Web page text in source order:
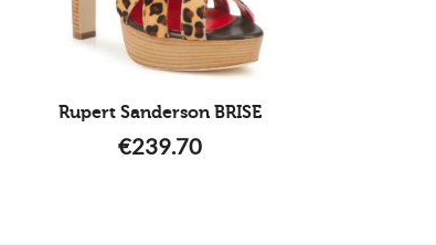
Rupert Sanderson BRISE
€239.70